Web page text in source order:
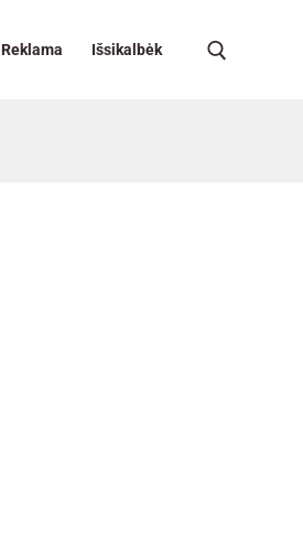
Reklama Išsikalbėk